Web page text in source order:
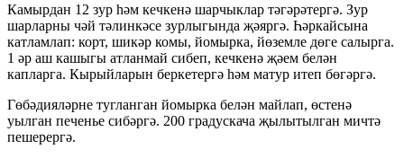
Камырдан 12 зур һәм кечкенә шарчыклар тәгәрәтергә. Зур
шарларны чәй тәлинкәсе зурлыгында җәяргә. Һәркайсына
катламлап: корт, шикәр комы, йомырка, йөземле дөге салырга.
1 әр аш кашыгы атланмай сибеп, кечкенә җәем белән
капларга. Кырыйларын беркетергә һәм матур итеп бөгәргә.
Гөбәдияләрне тугланган йомырка белән майлап, өстенә
уылган печенье сибәргә. 200 градускача җылытылган мичтә
пешерергә.